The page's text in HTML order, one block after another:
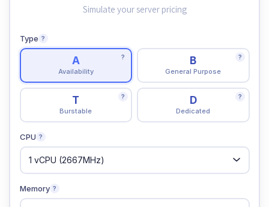
Simulate your server pricing
Type ?
A
Availability
? B
General Purpose
?
T
Burstable
? D
Dedicated
?
CPU ?
Memory ?